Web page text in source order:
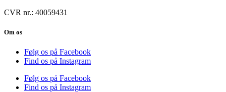
CVR nr.: 40059431
Om os
Følg os på Facebook
Find os på Instagram
Følg os på Facebook
Find os på Instagram